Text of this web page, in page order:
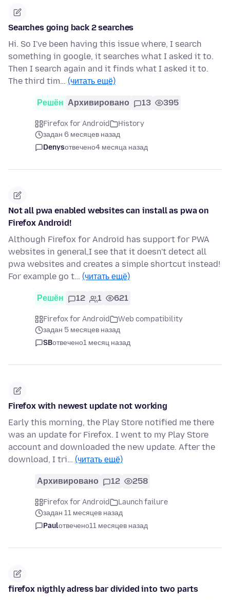
Searches going back 2 searches
Hi. So I've been having this issue where, I search
something in google, it searches what I asked it to.
Then I search again and it finds what I asked it to.
The third tim… (читать ещё)
Решён Архивировано 13 395
Firefox for Android
History
задан 6 месяцев назад
Denysотвечено4 месяца назад
Not all pwa enabled websites can install as pwa on
Firefox Android!
Although Firefox for Android has support for PWA
websites in general,I see that it doesn't detect all
pwa websites and creates a simple shortcut instead!
For example go t… (читать ещё)
Решён 12 1 621
Firefox for Android
Web compatibility
задан 5 месяцев назад
SBотвечено1 месяц назад
Firefox with newest update not working
Early this morning, the Play Store notified me there
was an update for Firefox. I went to my Play Store
account and downloaded the new update. After the
download, I tri… (читать ещё)
Архивировано 12 258
Firefox for Android
Launch failure
задан 11 месяцев назад
Paulотвечено11 месяцев назад
firefox nigthly adress bar divided into two parts